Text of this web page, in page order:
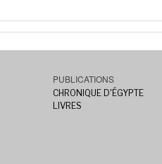
PUBLICATIONS
CHRONIQUE D'ÉGYPTE
LIVRES